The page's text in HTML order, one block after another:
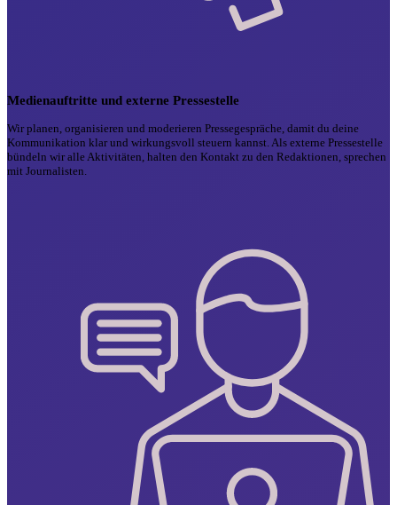
Medienauftritte und externe Pressestelle
Wir planen, organisieren und moderieren Pressegespräche, damit du deine
Kommunikation klar und wirkungsvoll steuern kannst. Als externe Pressestelle
bündeln wir alle Aktivitäten, halten den Kontakt zu den Redaktionen, sprechen
mit Journalisten.